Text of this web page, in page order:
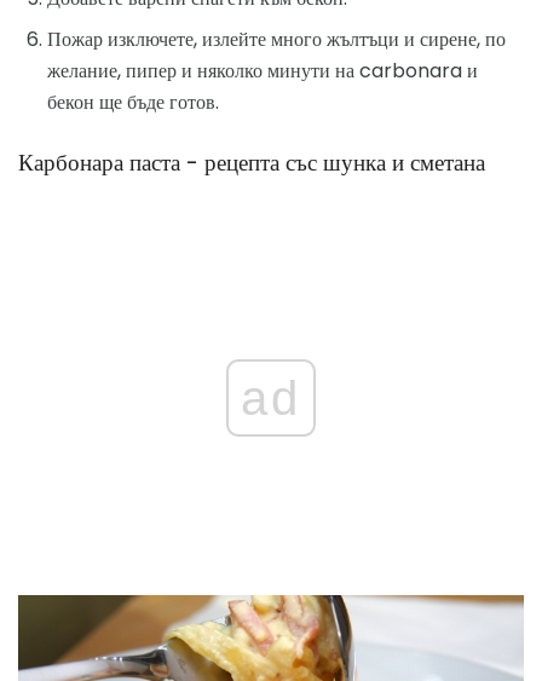
Пожар изключете, излейте много жълтъци и сирене, по
желание, пипер и няколко минути на carbonara и
бекон ще бъде готов.
Карбонара паста - рецепта със шунка и сметана
ad